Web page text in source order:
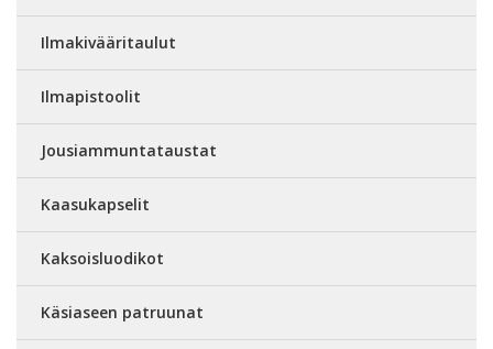
Ilmakivääritaulut
Ilmapistoolit
Jousiammuntataustat
Kaasukapselit
Kaksoisluodikot
Käsiaseen patruunat